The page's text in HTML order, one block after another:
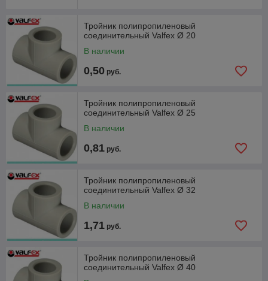
Тройник полипропиленовый
соединительный Valfex Ø 20
В наличии
0,50 руб.
Тройник полипропиленовый
соединительный Valfex Ø 25
В наличии
0,81 руб.
Тройник полипропиленовый
соединительный Valfex Ø 32
В наличии
1,71 руб.
Тройник полипропиленовый
соединительный Valfex Ø 40